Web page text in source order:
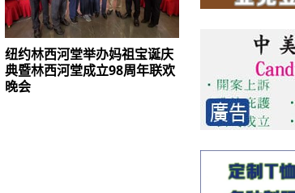
纽约林西河堂举办妈祖宝诞庆
典暨林西河堂成立98周年联欢
晚会